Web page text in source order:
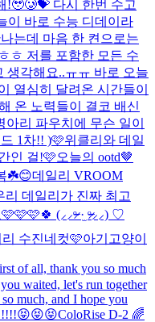
!🥹🥲💝 다시 한번 수고
이 바로 수능 디데이라
는데 마음 한 켠으로는
ㅎ 저를 포함한 모든 수
생각해요..ㅠㅠ 바로 오늘
열심히 달려온 시간들이
온 노력들이 결코 배신
아리 파우치에 무슨 일이
1차!! )🩷위클리와 데일
인 걸!🩷오늘의 ootd🤎
☘️😊데일리 VROOM
리 데일리가 진짜 최고
(⸝⸝ᵒ̴̶̷ ·̫ ᵒ̴̶̷⸝⸝) ♡
수진네컷🩷아기고양이
of all, thank you so much
waited, let's run together
much, and I hope you
ColoRise D-2 🌈